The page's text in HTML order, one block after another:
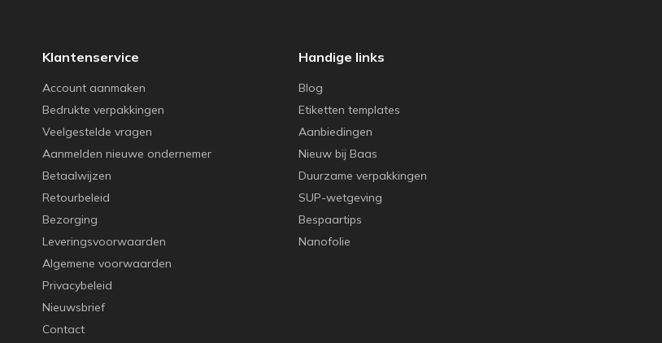
Klantenservice
Account aanmaken
Bedrukte verpakkingen
Veelgestelde vragen
Aanmelden nieuwe ondernemer
Betaalwijzen
Retourbeleid
Bezorging
Leveringsvoorwaarden
Algemene voorwaarden
Privacybeleid
Nieuwsbrief
Contact
Handige links
Blog
Etiketten templates
Aanbiedingen
Nieuw bij Baas
Duurzame verpakkingen
SUP-wetgeving
Bespaartips
Nanofolie